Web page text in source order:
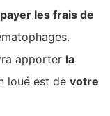
les frais de
apporter la
loué est de votre